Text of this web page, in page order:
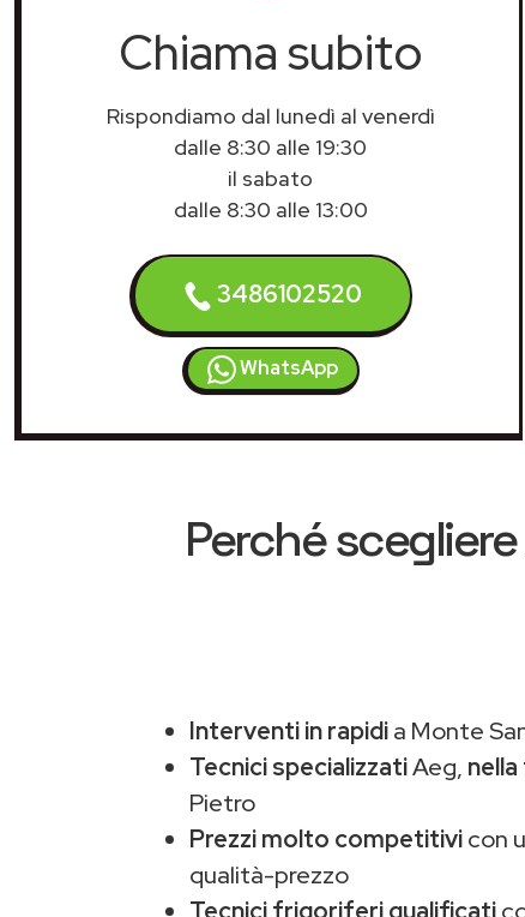
Chiama subito
Rispondiamo dal lunedì al venerdì
dalle 8:30 alle 19:30
il sabato
dalle 8:30 alle 13:00
3486102520
WhatsApp
Perché scegliere
Interventi in rapidia Monte
Tecnici specializzatiAeg,
Pietro
Prezzi molto competitivicon
qualità-prezzo